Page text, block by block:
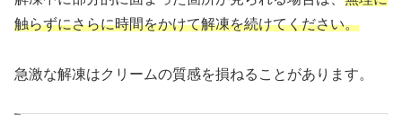
触らずにさらに時間をかけて解凍を続けてください。
急激な解凍はクリームの質感を損ねることがあります。